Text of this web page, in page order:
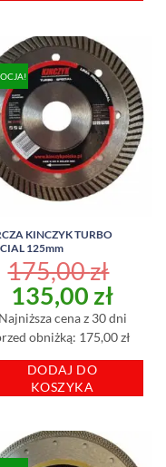
KINCZYK TURBO
125mm
175,00zł
Pierwotna
cena
wynosiła:
175,00 zł.
135,00 zł
cena
Najniższa cena z 30 dni
obniżką: 175,00 zł
DODAJ DO
KOSZYKA